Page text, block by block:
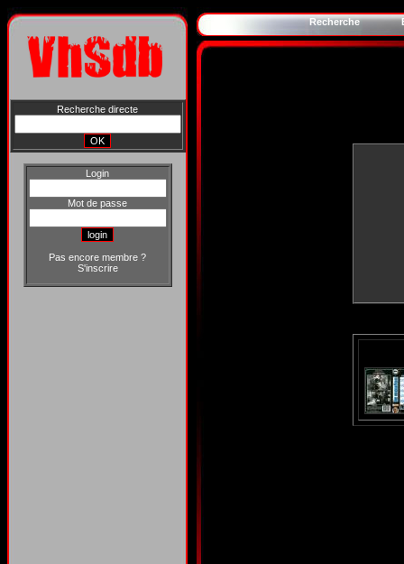
Recherche directe
Login
Mot de passe
Pas encore membre ?
S'inscrire
Recherche